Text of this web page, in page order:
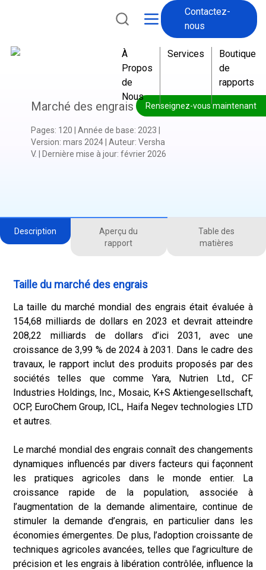
Contactez-
nous
À
Propos
de
Nous
Services
Boutique
de
rapports
Renseignez-vous maintenant
Marché des engrais
Pages: 120 Année de base: 2023
Version: mars 2024| Auteur: Versha
V.
Dernière mise à jour: février 2026
Description
Aperçu du
rapport
Table des
matières
Taille du marché des engrais
La taille du marché mondial des engrais était évaluée à
154,68 milliards de dollars en 2023 et devrait atteindre
208,22 milliards de dollars d’ici 2031, avec une
croissance de 3,99 % de 2024 à 2031. Dans le cadre des
travaux, le rapport inclut des produits proposés par des
sociétés telles que comme Yara, Nutrien Ltd., CF
Industries Holdings, Inc., Mosaic, K+S Aktiengesellschaft,
OCP, EuroChem Group, ICL, Haifa Negev technologies LTD
et autres.
Le marché mondial des engrais connaît des changements
dynamiques influencés par divers facteurs qui façonnent
les pratiques agricoles dans le monde entier. La
croissance rapide de la population, associée à
l’augmentation de la demande alimentaire, continue de
stimuler la demande d’engrais, en particulier dans les
économies émergentes. De plus, l’adoption croissante de
techniques agricoles avancées, telles que l’agriculture de
précision et les engrais à libération contrôlée, influence la